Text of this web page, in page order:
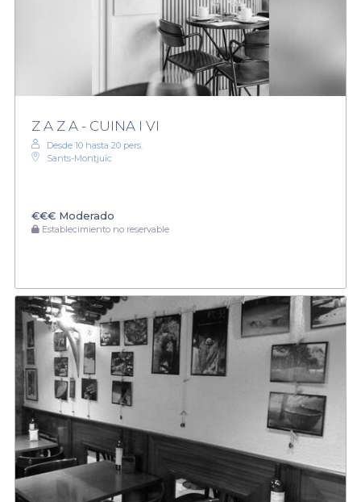
Z A Z A - CUINA I VI
Desde 10 hasta 20 pers.
Sants-Montjuïc
€€€ Moderado
Establecimiento no reservable